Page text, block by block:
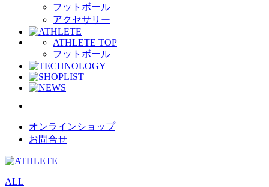
フットボール
アクセサリー
ATHLETE TOP
フットボール
オンラインショップ
お問合せ
ALL